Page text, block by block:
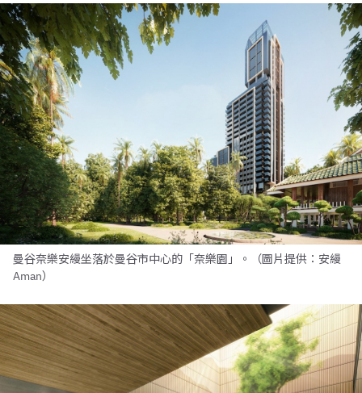
曼谷奈樂安縵坐落於曼谷市中心的「奈樂園」。（圖片提供：安縵
Aman）